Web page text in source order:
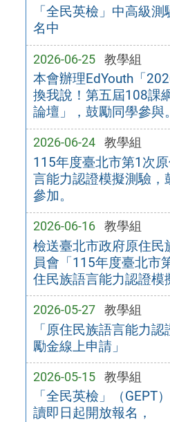
「全民英檢」中高級測
名中
2026-06-25 教學組
本會辦理EdYouth「
換我說！第五屆108課
論壇」，鼓勵同學參與。
2026-06-24 教學組
115年度臺北市第1次
言能力認證模擬測驗，
參加。
2026-06-16 教學組
檢送臺北市政府原住民
員會「115年度臺北市
住民族語言能力認證模
2026-05-27 教學組
「原住民族語言能力認
勵金線上申請」
2026-05-15 教學組
「全民英檢」（GEPT
讀即日起開放報名，